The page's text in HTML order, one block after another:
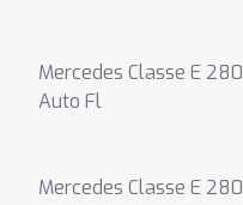
Mercedes Classe E
Auto Fl
Mercedes Classe E